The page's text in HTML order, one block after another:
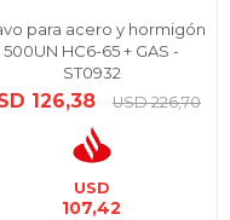
para acero y hormigón
500UN HC6-65 + GAS -
ST0932
126,38 USD 226,70
USD
107,42